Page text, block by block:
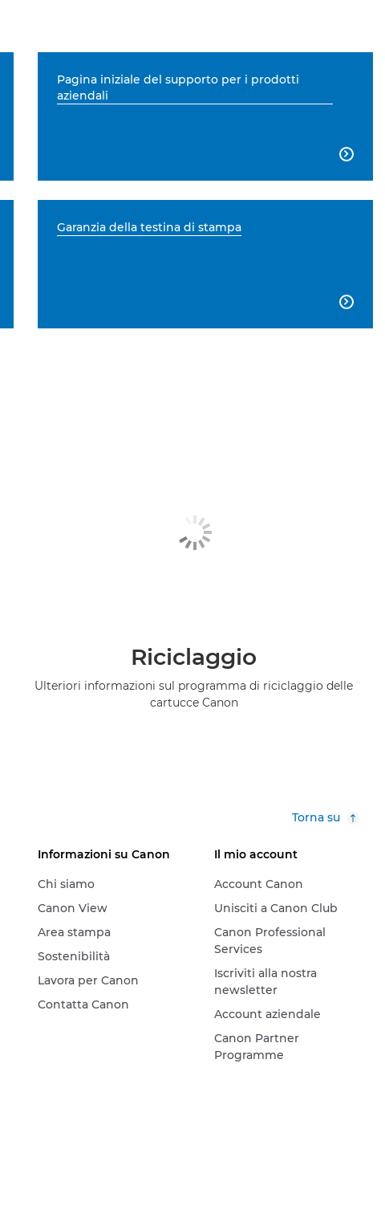
Pagina iniziale del supporto per i prodotti
aziendali

Garanzia della testina di stampa

Riciclaggio
Ulteriori informazioni sul programma di riciclaggio delle
cartucce Canon
Torna su
Informazioni su Canon
Chi siamo
Canon View
Area stampa
Sostenibilità
Lavora per Canon
Contatta Canon
Il mio account
Account Canon
Unisciti a Canon Club
Canon Professional
Services
Iscriviti alla nostra
newsletter
Account aziendale
Canon Partner
Programme